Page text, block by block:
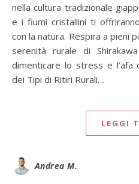
nella cultura tradizionale
e i fiumi cristallini ti
con la natura. Respira a pieni
serenità rurale di
dimenticare lo stress e l’afa
dei Tipi di Ritiri Rurali…
LEGGI
Andrea M.